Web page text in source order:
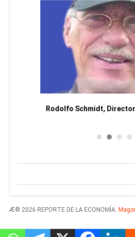
Rodolfo Schmidt,
Æ© 2026 REPORTE DE LA ECONOMÍA.